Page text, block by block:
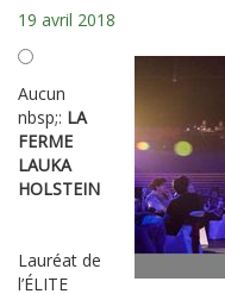
19 avril 2018
Aucun
nbsp;: LA
FERME
LAUKA
HOLSTEIN
Lauréat de
l’ÉLITE